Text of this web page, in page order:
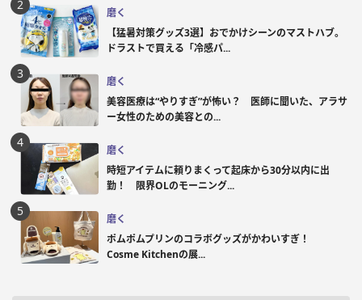
磨く
【猛暑対策グッズ3選】おでかけシーンのマストハブ。
ドラストで買える「冷感パ...
磨く
美容医療は“やりすぎ”が怖い？ 医師に聞いた、アラサ
ー女性のための美容との...
磨く
時短アイテムに頼りまくって起床から30分以内に出
勤！ 限界OLのモーニング...
磨く
ポムポムプリンのコラボグッズがかわいすぎ！
Cosme Kitchenの展...